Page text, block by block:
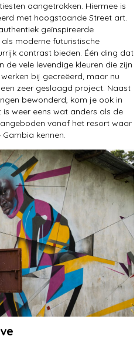
aangetrokken. Hiermee is
met hoogstaande Street art.
geïnspireerde
moderne futuristische
contrast bieden. Één ding dat
de vele levendige kleuren die zijn
bij gecreëerd, maar nu
zeer geslaagd project. Naast
bewonderd, kom je ook in
weer eens wat anders als de
vanaf het resort waar
kennen.